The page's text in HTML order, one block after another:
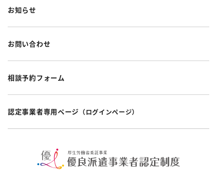
お知らせ
お問い合わせ
相談予約フォーム
認定事業者専用ページ （ログインページ）